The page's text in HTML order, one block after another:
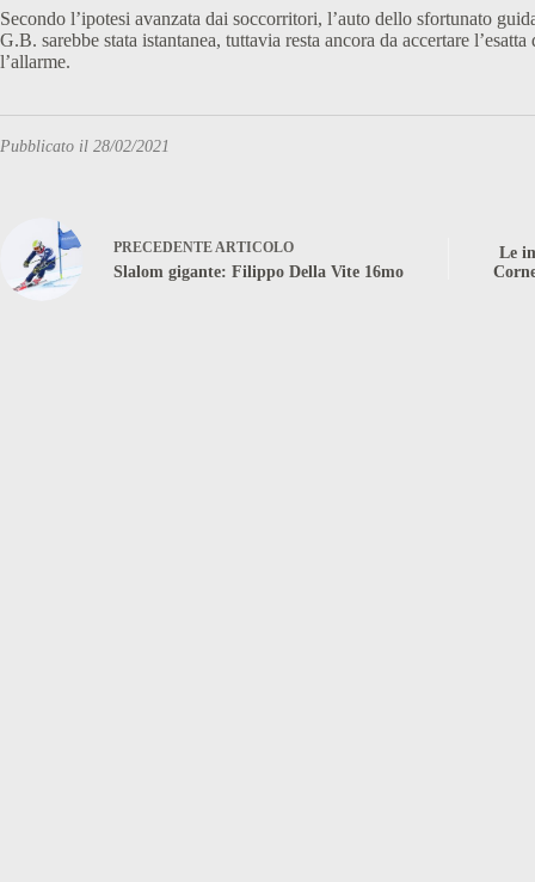
Secondo l’ipotesi avanzata dai soccorritori, l’auto dello sfortunato
G.B. sarebbe stata istantanea, tuttavia resta ancora da accertare
l’allarme.
Pubblicato il 28/02/2021
PRECEDENTEARTICOLO
Slalom gigante: Filippo Della Vite 16mo
Le